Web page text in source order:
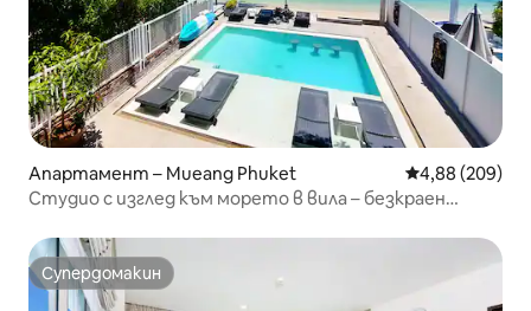
Апартамент – Mueang Phuket Средна
4,88 (209)
Студио с изглед към морето в вила – безкраен
Супердомакин
Супердомакин